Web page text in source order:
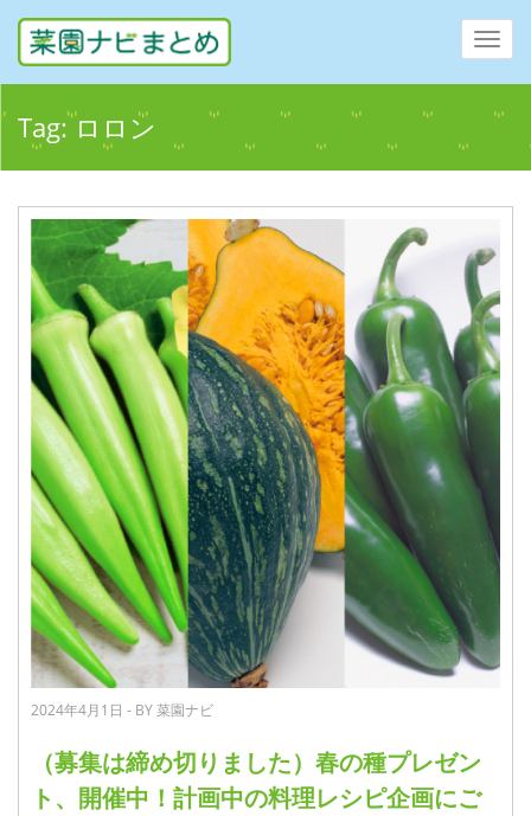
Tag:ロロン
2024年4月1日 - BY 菜園ナビ
（募集は締め切りました）春の種プレゼン
ト、開催中！計画中の料理レシピ企画にご